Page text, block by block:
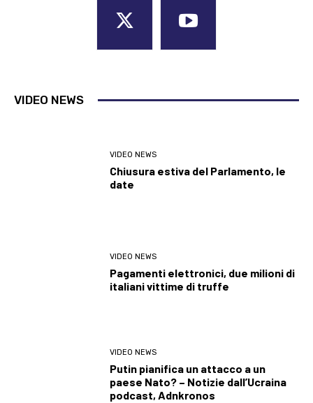
VIDEO NEWS
VIDEO NEWS
Chiusura estiva del Parlamento, le
date
VIDEO NEWS
Pagamenti elettronici, due milioni di
italiani vittime di truffe
VIDEO NEWS
Putin pianifica un attacco a un
paese Nato? – Notizie dall’Ucraina
podcast, Adnkronos